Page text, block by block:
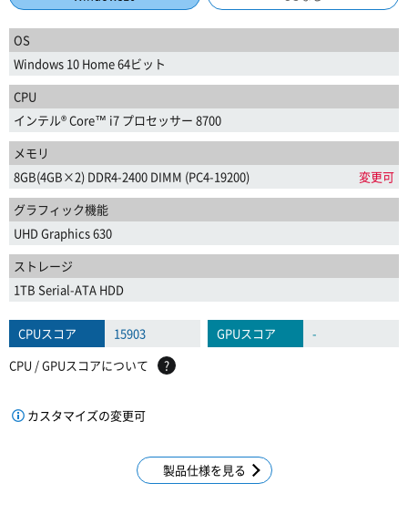
OS
Windows 10 Home 64ビット
CPU
インテル® Core™ i7 プロセッサー 8700
メモリ
8GB(4GB×2) DDR4-2400 DIMM (PC4-19200)
変更可
グラフィック機能
UHD Graphics 630
ストレージ
1TB Serial-ATA HDD
CPUスコア 15903 GPUスコア
-
CPU / GPUスコアについて
?
カスタマイズの変更可
製品仕様を見る